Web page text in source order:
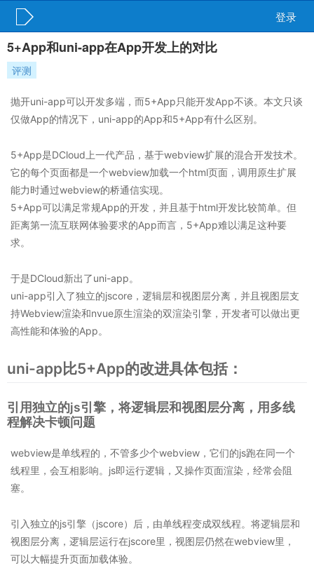
登录
5+App和uni-app在App开发上的对比
评测
抛开uni-app可以开发多端，而5+App只能开发App不谈。本文只谈
仅做App的情况下，uni-app的App和5+App有什么区别。
5+App是DCloud上一代产品，基于webview扩展的混合开发技术。
它的每个页面都是一个webview加载一个html页面，调用原生扩展
能力时通过webview的桥通信实现。
5+App可以满足常规App的开发，并且基于html开发比较简单。但
距离第一流互联网体验要求的App而言，5+App难以满足这种要
求。
于是DCloud新出了uni-app。
uni-app引入了独立的jscore，逻辑层和视图层分离，并且视图层支
持Webview渲染和nvue原生渲染的双渲染引擎，开发者可以做出更
高性能和体验的App。
uni-app比5+App的改进具体包括：
引用独立的js引擎，将逻辑层和视图层分离，用多线
程解决卡顿问题
webview是单线程的，不管多少个webview，它们的js跑在同一个
线程里，会互相影响。js即运行逻辑，又操作页面渲染，经常会阻
塞。
引入独立的js引擎（jscore）后，由单线程变成双线程。将逻辑层和
视图层分离，逻辑层运行在jscore里，视图层仍然在webview里，
可以大幅提升页面加载体验。